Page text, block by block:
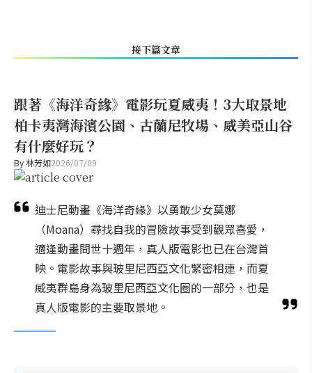
接下篇文章
跟著《海洋奇緣》電影玩夏威夷！3大取景地
柏卡夷灣海濱公園、古蘭尼牧場、威美亞山谷
有什麼好玩？
By林芳如2026/07/09
迪士尼動畫《海洋奇緣》以勇敢少女莫娜
（Moana）尋找自我的冒險故事受到觀眾喜愛，
適逢動畫問世十週年，真人版電影也已在台灣首
映。電影故事與玻里尼西亞文化緊密相連，而夏
威夷群島身為玻里尼西亞文化圈的一部分，也是
真人版電影的主要取景地。